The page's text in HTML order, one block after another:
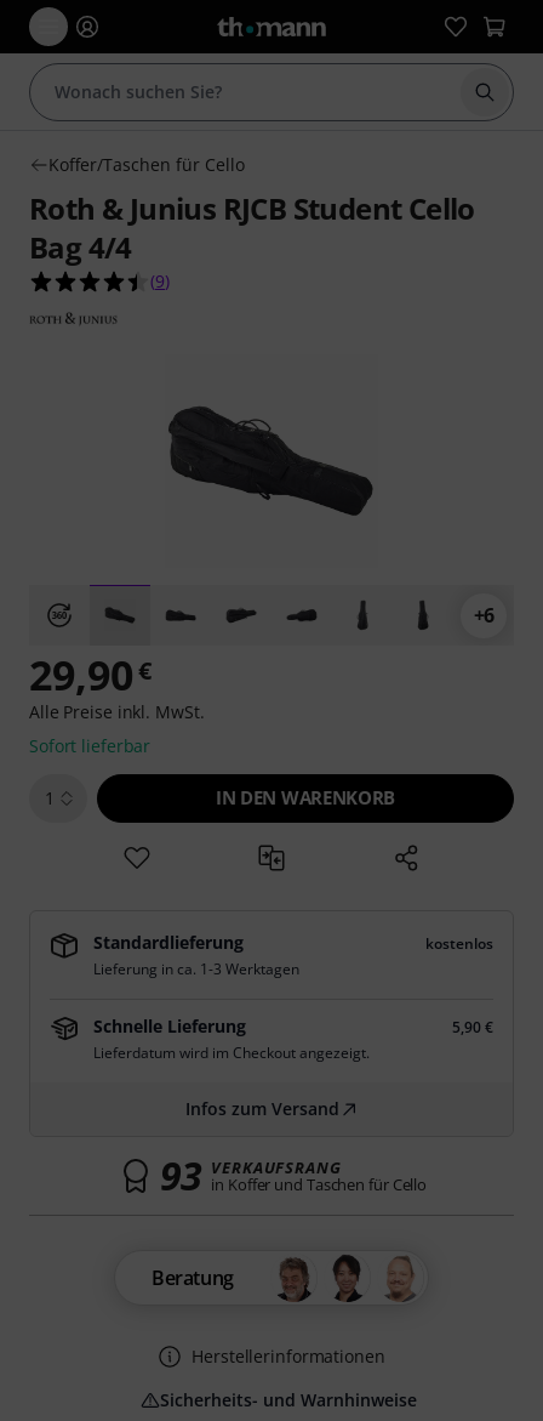
Suche
Koffer/Taschen für Cello
Roth & Junius RJCB Student Cello
Bag 4/4
4.4 von 5 Sternen aus 9 Kundenbewertungen
(9)
+6
29,90€
Alle Preise inkl. MwSt.
Sofort lieferbar
1 IN DEN WARENKORB
Standardlieferung
kostenlos
Lieferung in ca. 1-3 Werktagen
Schnelle Lieferung
5,90 €
Lieferdatum wird im Checkout angezeigt.
Infos zum Versand
93 VERKAUFSRANG
in Koffer und Taschen für Cello
Beratung
Herstellerinformationen
Sicherheits- und Warnhinweise